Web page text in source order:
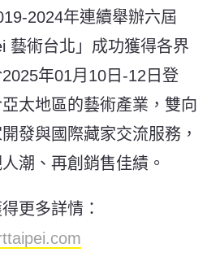
2024年連續舉辦六屆
藝術台北」成功獲得各界
年01月10日-12日登
太地區的藝術產業，雙向
發與國際藏家交流服務，
潮、再創銷售佳績。
更多詳情：